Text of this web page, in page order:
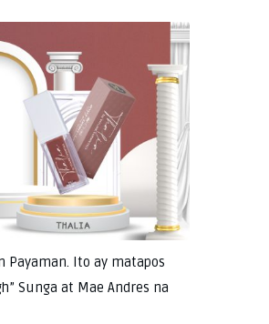
Payaman. Ito ay matapos
Sunga at Mae Andres na